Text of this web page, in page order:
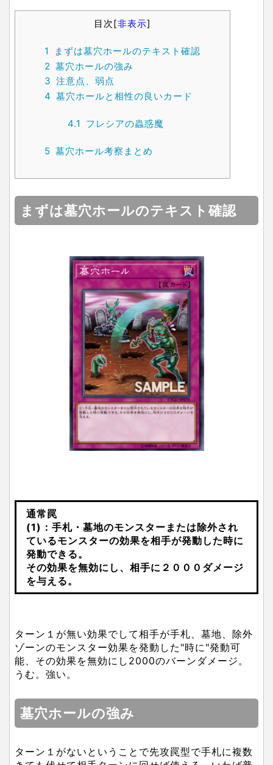
目次[非表示]
1
まずは墓穴ホールのテキスト確認
2 墓穴ホールの強み
3 注意点、弱点
4 墓穴ホールと相性の良いカード
4.1 フレシアの蟲惑魔
5 墓穴ホール考察まとめ
まずは墓穴ホールのテキスト確認
通常罠
(1)：手札・墓地のモンスターまたは除外され
ているモンスターの効果を相手が発動した時に
発動できる。
その効果を無効にし、相手に２０００ダメージ
を与える。
ターン１が無い効果でして相手が手札、墓地、除外
ゾーンのモンスター効果を発動した"時に"発動可
能、その効果を無効にし2000のバーンダメージ。
うむ。強い。
墓穴ホールの強み
ターン１がないということで先攻罠型で手札に複数